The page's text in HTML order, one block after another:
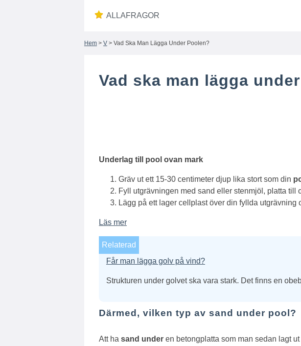
ALLAFRAGOR
Hem > V > Vad Ska Man Lägga Under Poolen?
Vad ska man lägga
Underlag till pool ovan mark
Gräv ut ett 15-30 centimeter djup lika stort som din
Fyll utgrävningen med sand eller stenmjöl, platta till
Lägg på ett lager cellplast över din fyllda utgrävning
Läs mer
Relaterad
Får man lägga golv på vind?
Strukturen under golvet ska vara stark. Det finns en
Därmed, vilken typ av sand under pool?
Att ha sand under en betongplatta som man sedan lagt